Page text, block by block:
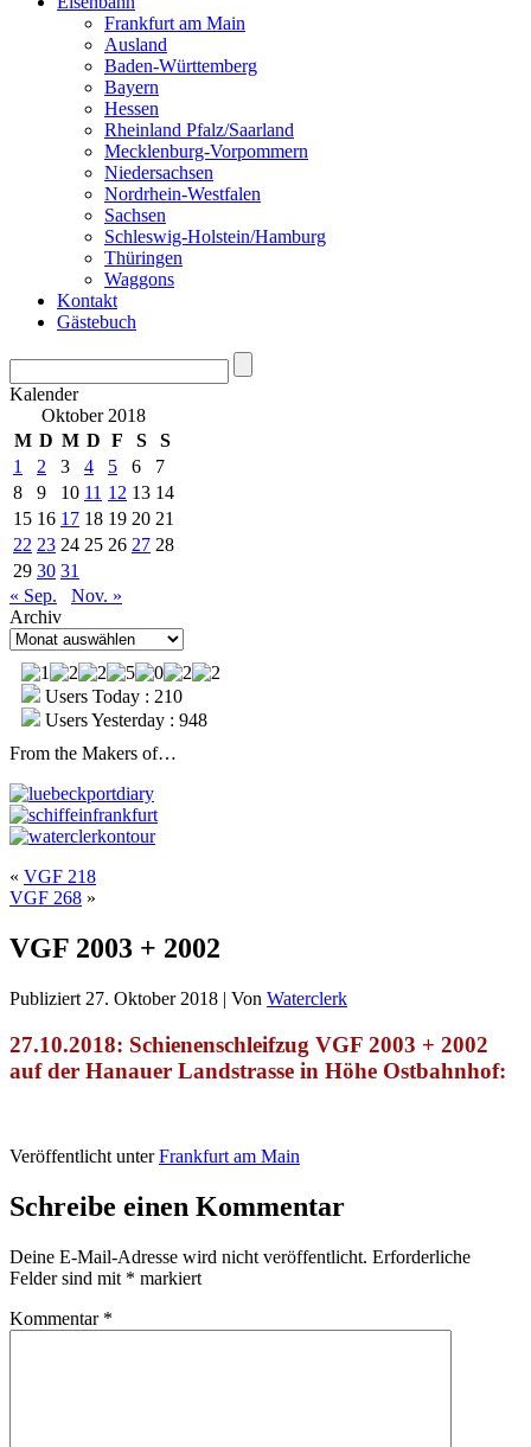
Frankfurt am Main
Ausland
Baden-Württemberg
Bayern
Hessen
Rheinland Pfalz/Saarland
Mecklenburg-Vorpommern
Niedersachsen
Nordrhein-Westfalen
Sachsen
Schleswig-Holstein/Hamburg
Thüringen
Waggons
Kontakt
Gästebuch
Kalender
Oktober 2018
M D M D F S
S
1
2 3 4 5 6
7
8
9 10 11 12 13 14
15 16 17 18 19 20 21
22 23 24 25 26 27 28
29 30 31
« Sep.
Nov. »
Archiv
Archiv
Users Today : 210
Users Yesterday : 948
From the Makers of…
« VGF 218
VGF 268 »
VGF 2003 + 2002
Publiziert 27. Oktober 2018 | Von Waterclerk
27.10.2018: Schienenschleifzug VGF 2003 + 2002
auf der Hanauer Landstrasse in Höhe Ostbahnhof:
Veröffentlicht unter Frankfurt am Main
Schreibe einen Kommentar
Deine E-Mail-Adresse wird nicht veröffentlicht. Erforderliche
Felder sind mit * markiert
Kommentar *